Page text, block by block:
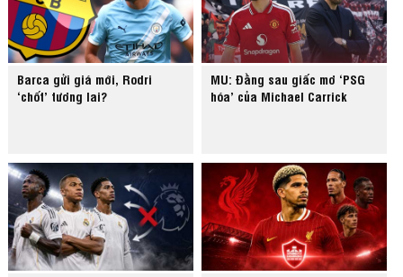
Barca gửi giá mới, Rodri
‘chốt’ tương lai?
MU: Đằng sau giấc mơ ‘PSG
hóa’ của Michael Carrick